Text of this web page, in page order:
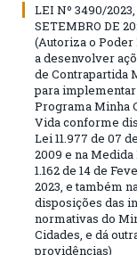
LEI Nº 3490/2023,
SETEMBRO DE
(Autoriza o Poder
a desenvolver
de Contrapartida
para implementar
Programa Minha
Vida conforme
Lei 11.977 de 07
2009 e na
1.162 de 14 de
2023, e também
disposições das
normativas do
Cidades, e dá
providências)